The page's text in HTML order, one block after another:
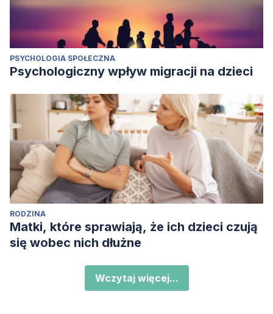
PSYCHOLOGIA SPOŁECZNA
Psychologiczny wpływ migracji na dzieci
RODZINA
Matki, które sprawiają, że ich dzieci czują
się wobec nich dłużne
Wczytaj więcej...